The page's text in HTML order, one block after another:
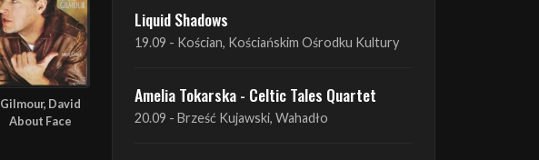
Gilmour, David
About Face
Amelia Tokarska - Celtic Tales Quartet
20.09 - Brześć Kujawski, Wahadło
Red Sand
01.10 - Poznań, Klub Pod Minogą